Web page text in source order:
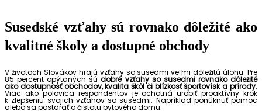
Susedské vzťahy sú rovnako dôležité ako
kvalitné školy a dostupné obchody
V životoch Slovákov hrajú vzťahy so susedmi veľmi dôležitú úlohu. Pre
85 percent opýtaných súdobré vzťahy so susedmi rovnako dôležité
ako dostupnosť obchodov, kvalita škôl či blízkosť športovísk a prírody.
Viac ako polovica respondentov je ochotná urobiť proaktívny krok
k zlepšeniu svojich vzťahov so susedmi. Napríklad ponúknuť pomoc
alebo sa postarať o čistotu bytového domu.